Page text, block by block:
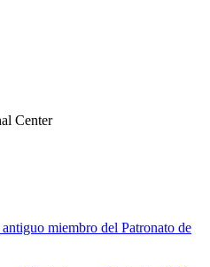
Center
miembro del Patronato de